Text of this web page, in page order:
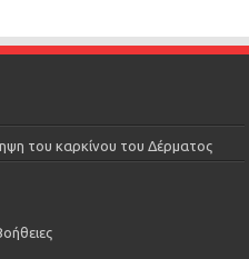
του καρκίνου του Δέρματος